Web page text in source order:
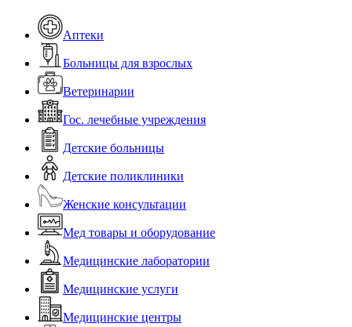
Аптеки
Больницы для взрослых
Ветеринарии
Гос. лечебные учреждения
Детские больницы
Детские поликлиники
Женские консультации
Мед товары и оборудование
Медицинские лаборатории
Медицинские услуги
Медицинские центры